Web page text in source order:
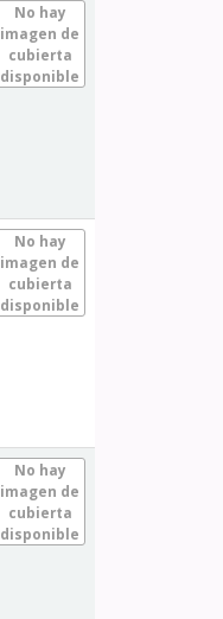
No hay
imagen de
cubierta
disponible
No hay
imagen de
cubierta
disponible
No hay
imagen de
cubierta
disponible